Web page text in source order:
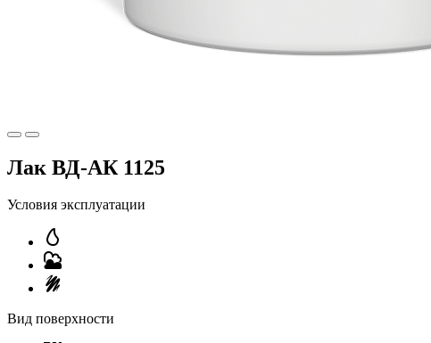
Лак ВД-АК 1125
Условия эксплуатации
Вид поверхности